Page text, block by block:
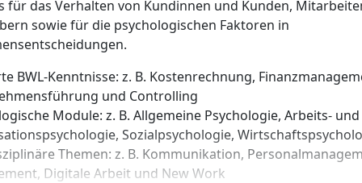
da der Großteil der Inhalte im angeleiteten
Kommunikationsstärke, analytisches Denkvermögen
sowie psychologischen Fragestellungen sind von
digitalen Lernformaten und Bereitschaft zur
deinen Studienerfolg. Besonders hilfreich sind
und Offenheit für interdisziplinäres Arbeiten
für das Verhalten von Kundinnen und Kunden,
sowie für die psychologischen Faktoren in
BWL-Kenntnisse: z. B. Kostenrechnung,
und Controlling
Module: z. B. Allgemeine Psychologie, Arbeits- und
Sozialpsychologie,
Themen: z. B. Kommunikation,
Digitale Arbeit und New Work